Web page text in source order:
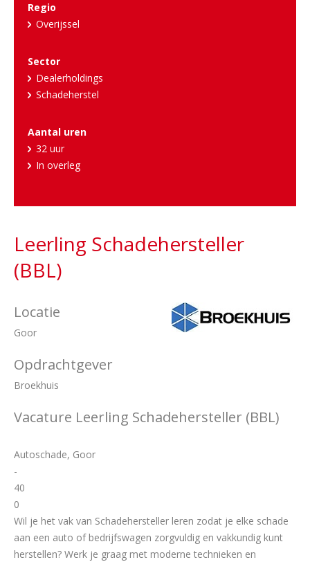
Regio
Overijssel
Sector
Dealerholdings
Schadeherstel
Aantal uren
32 uur
In overleg
Leerling Schadehersteller
(BBL)
Locatie
Goor
Opdrachtgever
Broekhuis
Vacature Leerling Schadehersteller (BBL)
Autoschade, Goor
-
40
0
Wil je het vak van Schadehersteller leren zodat je elke schade
aan een auto of bedrijfswagen zorgvuldig en vakkundig kunt
herstellen? Werk je graag met moderne technieken en